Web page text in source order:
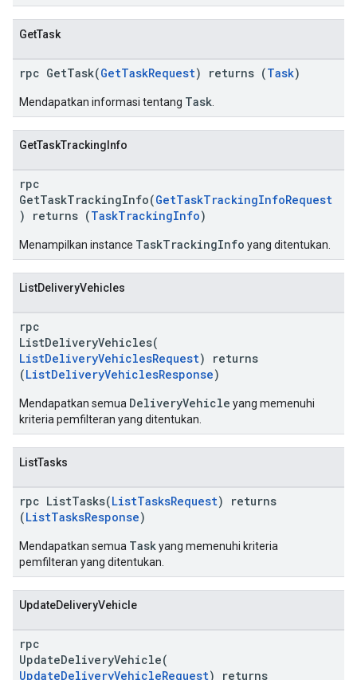
GetTask
rpc GetTask(GetTaskRequest) returns (Task)
Mendapatkan informasi tentang Task
GetTaskTrackingInfo
rpc
GetTaskTrackingInfo(GetTaskTrackingInfoRequest
) returns (TaskTrackingInfo)
Menampilkan instance TaskTrackingInfo yang ditentukan.
ListDeliveryVehicles
rpc
ListDeliveryVehicles(
ListDeliveryVehiclesRequest) returns
(ListDeliveryVehiclesResponse)
Mendapatkan semua DeliveryVehicle yang memenuhi
kriteria pemfilteran yang ditentukan.
ListTasks
rpc ListTasks(ListTasksRequest) returns
(ListTasksResponse)
Mendapatkan semua Taskyang memenuhi kriteria
pemfilteran yang ditentukan.
UpdateDeliveryVehicle
rpc
UpdateDeliveryVehicle(
UpdateDeliveryVehicleRequest) returns